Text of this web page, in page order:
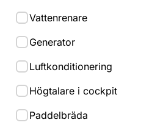
Vattenrenare
Generator
Luftkonditionering
Högtalare i cockpit
Paddelbräda